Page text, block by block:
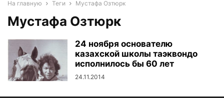
На главную Теги Мустафа Озтюрк
Мустафа Озтюрк
24 ноября основателю
казахской школы таэквондо
исполнилось бы 60 лет
24.11.2014